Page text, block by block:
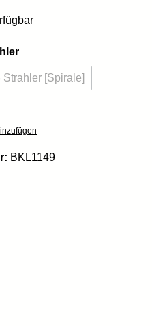
auswählen
ist zurzeit nicht verfügbar.)
Strahler [Spirale]
(Diese Option ist zurzeit
BKL1149